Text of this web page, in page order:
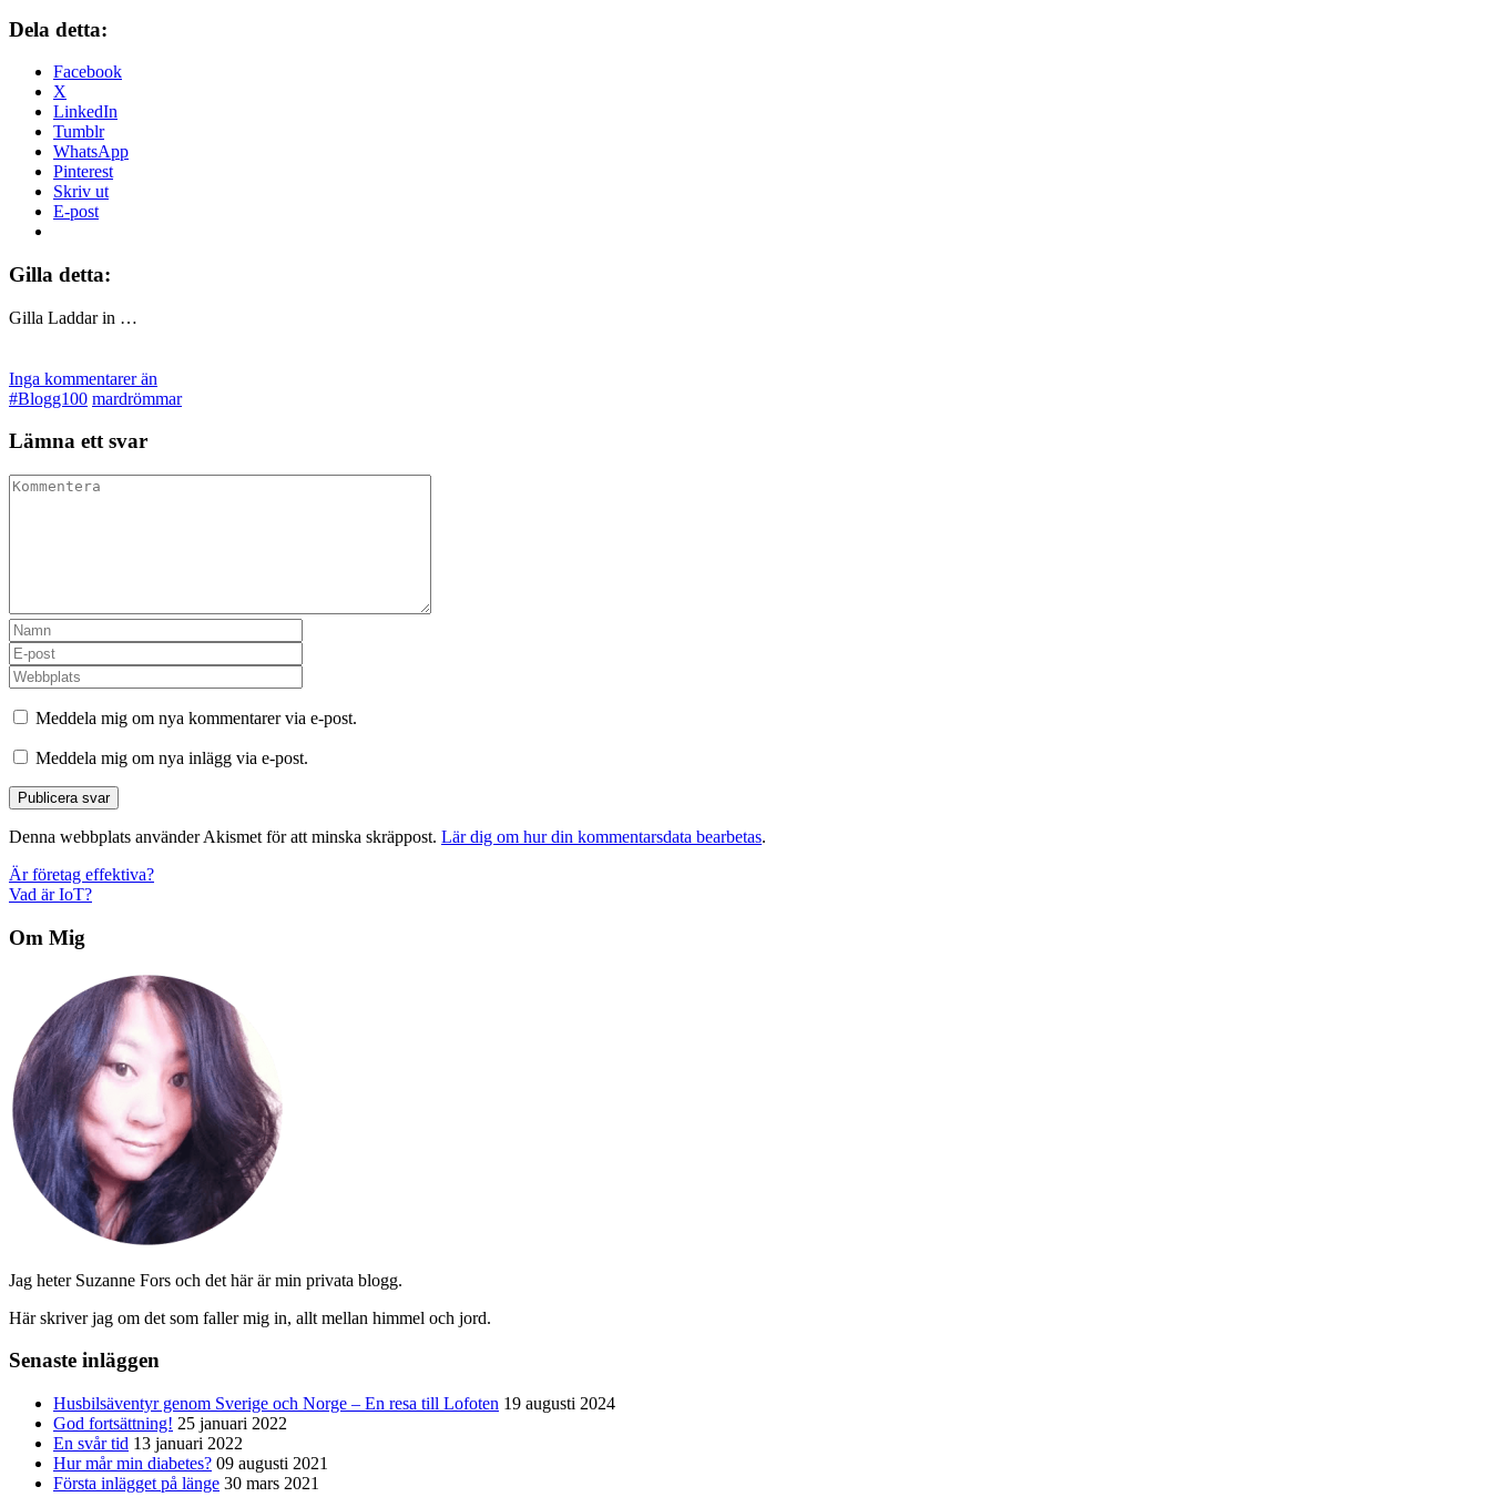
Dela detta:
Facebook
X
LinkedIn
Tumblr
WhatsApp
Pinterest
Skriv ut
E-post
Gilla detta:
Gilla Laddar in …
Inga kommentarer än
#Blogg100 mardrömmar
Lämna ett svar
Meddela mig om nya kommentarer via e-post.
Meddela mig om nya inlägg via e-post.
Denna webbplats använder Akismet för att minska skräppost. Lär dig om hur din kommentarsdata bearbetas.
Inläggsnavigering
Är företag effektiva?
Vad är IoT?
Om Mig
Jag heter Suzanne Fors och det här är min privata blogg.
Här skriver jag om det som faller mig in, allt mellan himmel och jord.
Senaste inläggen
Husbilsäventyr genom Sverige och Norge – En resa till Lofoten 19 augusti 2024
God fortsättning! 25 januari 2022
En svår tid 13 januari 2022
Hur mår min diabetes? 09 augusti 2021
Första inlägget på länge 30 mars 2021